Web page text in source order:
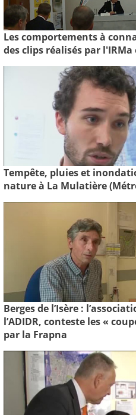
Les comportements à
des clips réalisés par
Tempête, pluies et
nature à La Mulatière
Berges de l’Isère :
l’ADIDR, conteste les «
par la Frapna